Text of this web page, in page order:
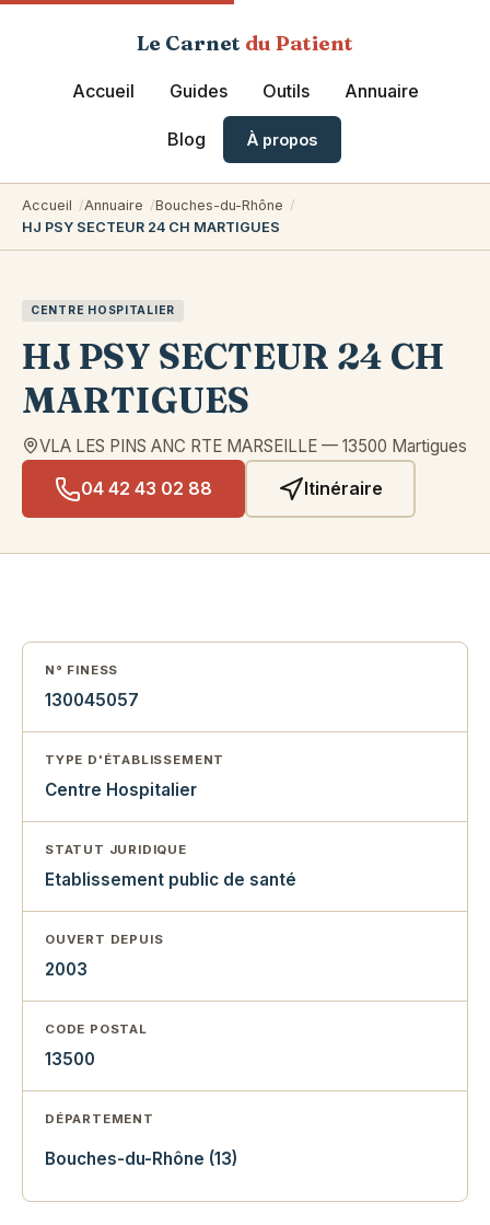
Le Carnet du Patient
Accueil Guides Outils Annuaire
Blog À propos
Accueil Annuaire
Bouches-du-Rhône
HJ PSY SECTEUR 24 CH MARTIGUES
CENTRE HOSPITALIER
HJ PSY SECTEUR 24 CH
MARTIGUES
VLA LES PINS ANC RTE MARSEILLE — 13500 Martigues
04 42 43 02 88 Itinéraire
N° FINESS
130045057
TYPE D'ÉTABLISSEMENT
Centre Hospitalier
STATUT JURIDIQUE
Etablissement public de santé
OUVERT DEPUIS
2003
CODE POSTAL
13500
DÉPARTEMENT
Bouches-du-Rhône (13)